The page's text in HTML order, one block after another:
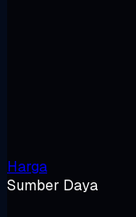
Harga
Sumber Daya